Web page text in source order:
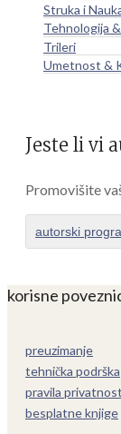
Struka i
Tehnologija
Trileri
Umetnost &
Jeste li vi
Promovišite
autorski
korisne
preuzimanje
tehnička podrška
pravila
besplatne knjige